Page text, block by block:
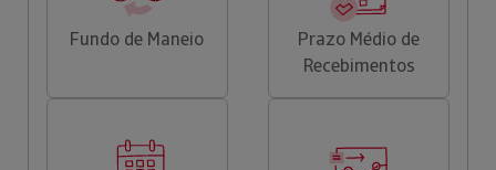
Fundo de Maneio
Prazo Médio de
Recebimentos